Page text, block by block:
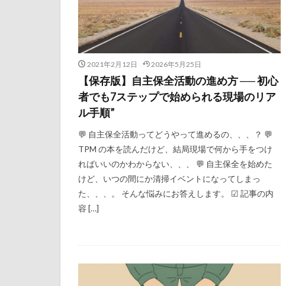
2021年2月12日 2026年5月25日
【保存版】自主保全活動の進め方 ── 初心
者でも7ステップで始められる現場のリア
ル手順”
💬 自主保全活動ってどうやって進めるの、、、？ 💬
TPM の本を読んだけど、結局現場で何から手をつけ
ればいいのかわからない、、、 💬 自主保全を始めた
けど、いつの間にか清掃イベントになってしまっ
た、、、。 そんな悩みにお答えします。 ☑ 記事の内
容 […]